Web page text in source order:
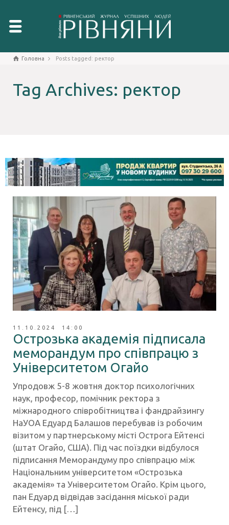
Головна Posts tagged: ректор
Tag Archives: ректор
11.10.2024 14:00
Острозька академія підписала
меморандум про співпрацю з
Університетом Огайо
Упродовж 5-8 жовтня доктор психологічних
наук, професор, помічник ректора з
міжнародного співробітництва і фандрайзингу
НаУОА Едуард Балашов перебував із робочим
візитом у партнерському місті Острога Ейтенсі
(штат Огайо, США). Під час поїздки відбулося
підписання Меморандуму про співпрацю між
Національним університетом «Острозька
академія» та Університетом Огайо. Крім цього,
пан Едуард відвідав засідання міської ради
Ейтенсу, під […]